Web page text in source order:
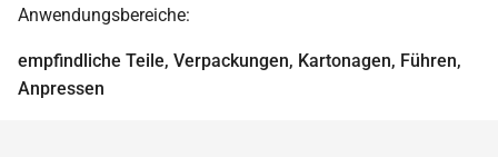
Anwendungsbereiche:
empfindliche Teile, Verpackungen, Kartonagen, Führen,
Anpressen